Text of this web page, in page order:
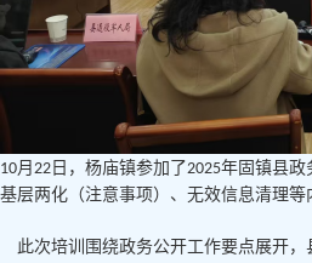
10月 22 日， 杨庙镇参加了2025年固镇县政
基层两化（注意事项）、无效信息清理等
此次培训围绕政务公开工作要点展开，